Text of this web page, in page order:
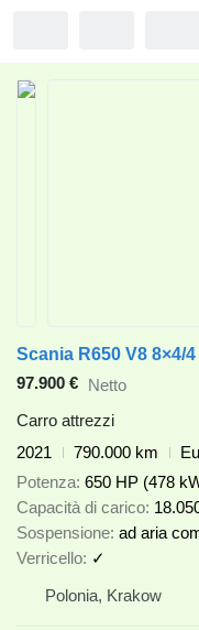
97.900 € Netto
Carro attrezzi
2021
790.000 km
Potenza 650 HP (478
Capacità di carico
Sospensione ad aria
Verricello ✓
Polonia, Krakow